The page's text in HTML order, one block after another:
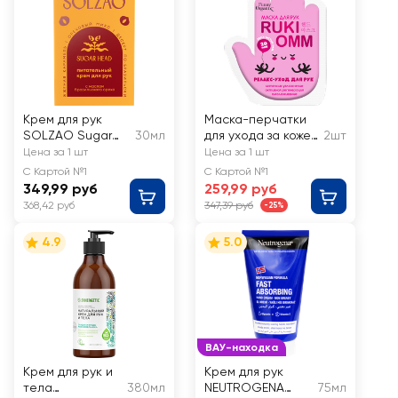
Крем для рук
SOLZAO Sugar
Head с маслом
бразильского
ореха
30мл
Цена за 1 шт
С Картой №1
349,99 руб
368,42 руб
Маска-перчатки
для ухода за кожей
рук FUNNY
ORGANIX
Мультиувлажняющ
ая
2шт
Цена за 1 шт
С Картой №1
259,99 руб
347,39 руб -25%
4.9
Крем для рук и
тела
380мл
ВАУ-находка
5.0
Крем для рук
NEUTROGENA
75мл